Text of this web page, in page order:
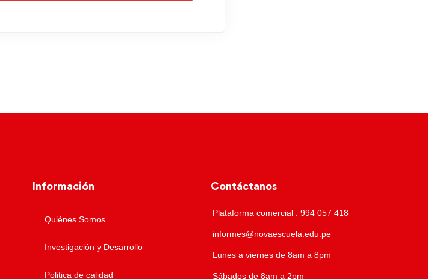
Información
Quiénes Somos
Investigación y Desarrollo
Politica de calidad
Contáctanos
Plataforma comercial : 994 057 418
informes@novaescuela.edu.pe
Lunes a viernes de 8am a 8pm
Sábados de 8am a 2pm